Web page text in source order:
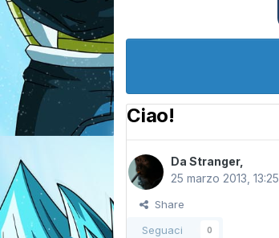
Ciao!
DaStranger,
25 marzo 2013, 13:25
Share
Seguaci
0